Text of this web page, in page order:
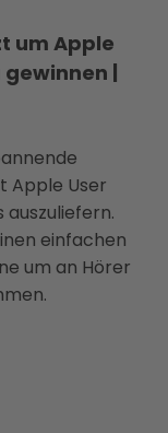
um Apple
|
Apple User
einfachen
um an Hörer